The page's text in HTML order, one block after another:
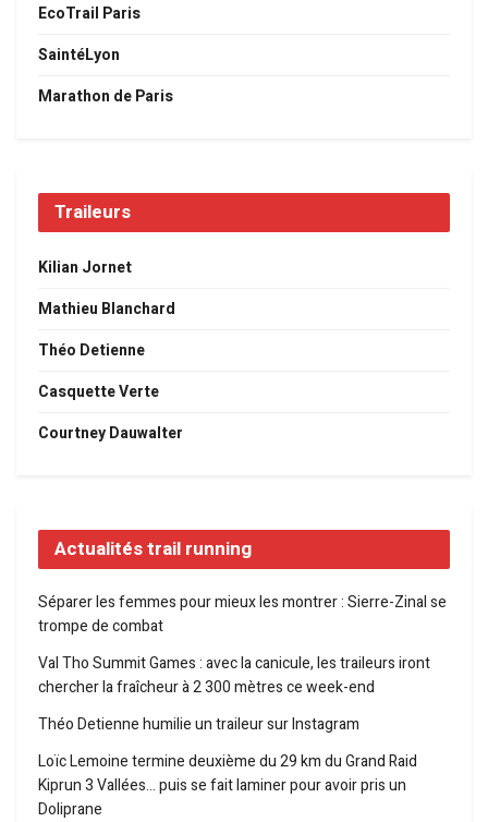
EcoTrail Paris
SaintéLyon
Marathon de Paris
Traileurs
Kilian Jornet
Mathieu Blanchard
Théo Detienne
Casquette Verte
Courtney Dauwalter
Actualités trail running
Séparer les femmes pour mieux les montrer : Sierre-Zinal se
trompe de combat
Val Tho Summit Games : avec la canicule, les traileurs iront
chercher la fraîcheur à 2 300 mètres ce week-end
Théo Detienne humilie un traileur sur Instagram
Loïc Lemoine termine deuxième du 29 km du Grand Raid
Kiprun 3 Vallées… puis se fait laminer pour avoir pris un
Doliprane